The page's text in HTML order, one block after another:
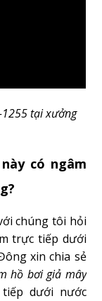
tại xưởng
có ngâm
chúng tôi hỏi
trực tiếp dưới
xin chia sẻ
hồ bơi giả mây
dưới nước